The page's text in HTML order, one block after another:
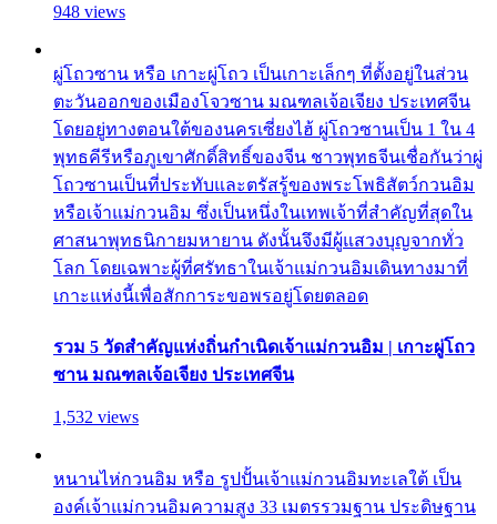
948 views
ผู่โถวซาน หรือ เกาะผู่โถว เป็นเกาะเล็กๆ ที่ตั้งอยู่ในส่วน
ตะวันออกของเมืองโจวซาน มณฑลเจ้อเจียง ประเทศจีน
โดยอยู่ทางตอนใต้ของนครเซี่ยงไฮ้ ผู่โถวซานเป็น 1 ใน 4
พุทธคีรีหรือภูเขาศักดิ์สิทธิ์ของจีน ชาวพุทธจีนเชื่อกันว่าผู่
โถวซานเป็นที่ประทับและตรัสรู้ของพระโพธิสัตว์กวนอิม
หรือเจ้าแม่กวนอิม ซึ่งเป็นหนึ่งในเทพเจ้าที่สำคัญที่สุดใน
ศาสนาพุทธนิกายมหายาน ดังนั้นจึงมีผู้แสวงบุญจากทั่ว
โลก โดยเฉพาะผู้ที่ศรัทธาในเจ้าแม่กวนอิมเดินทางมาที่
เกาะแห่งนี้เพื่อสักการะขอพรอยู่โดยตลอด
รวม 5 วัดสำคัญแห่งถิ่นกำเนิดเจ้าแม่กวนอิม | เกาะผู่โถว
ซาน มณฑลเจ้อเจียง ประเทศจีน
1,532 views
หนานไห่กวนอิม หรือ รูปปั้นเจ้าแม่กวนอิมทะเลใต้ เป็น
องค์เจ้าแม่กวนอิมความสูง 33 เมตรรวมฐาน ประดิษฐาน